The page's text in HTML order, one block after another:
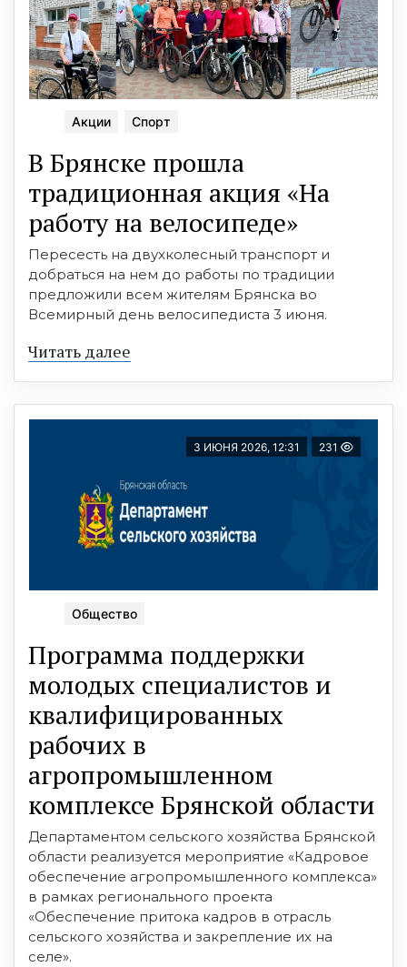
Акции Спорт
В Брянске прошла
традиционная акция «На
работу на велосипеде»
Пересесть на двухколесный транспорт и
добраться на нем до работы по традиции
предложили всем жителям Брянска во
Всемирный день велосипедиста 3 июня.
Читать далее
3 ИЮНЯ 2026, 12:31 231
Общество
Программа поддержки
молодых специалистов и
квалифицированных
рабочих в
агропромышленном
комплексе Брянской области
Департаментом сельского хозяйства Брянской
области реализуется мероприятие «Кадровое
обеспечение агропромышленного комплекса»
в рамках регионального проекта
«Обеспечение притока кадров в отрасль
сельского хозяйства и закрепление их на
селе».